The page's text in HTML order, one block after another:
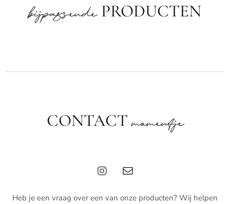
bijpassendePRODUCTEN
CONTACTmomentje
Heb je een vraag over een van onze producten? Wij helpen